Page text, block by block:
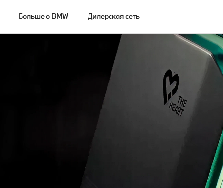
Больше о BMW Дилерская сеть